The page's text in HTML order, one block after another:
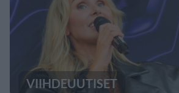
VIIHDEUUTISET